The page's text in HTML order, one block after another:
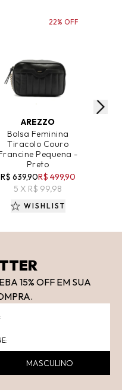
AREZZO
Bolsa Feminina
Tiracolo Couro
Pequena -
Preto
R$ 639,90R$ 499,90
5 X R$ 99,98
22% OFF
WISHLIST
15% OFF EM SUA
MASCULINO